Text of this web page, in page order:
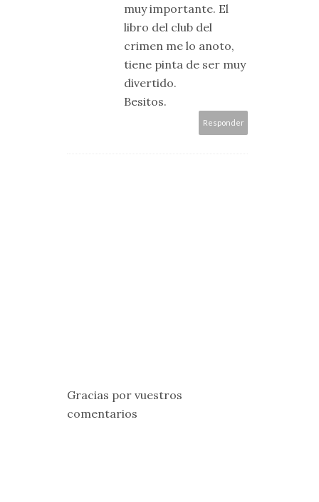
muy importante. El
libro del club del
crimen me lo anoto,
tiene pinta de ser muy
divertido.
Besitos.
Responder
Gracias por vuestros
comentarios